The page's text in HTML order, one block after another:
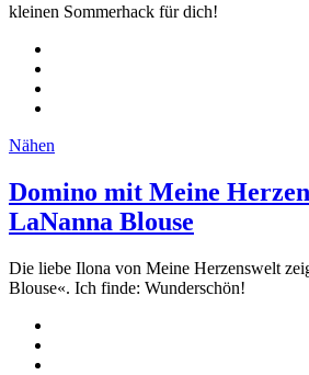
kleinen Sommerhack für dich!
Nähen
Domino mit Meine
LaNanna Blouse
Die liebe Ilona von Meine Herzenswelt
Blouse«. Ich finde: Wunderschön!